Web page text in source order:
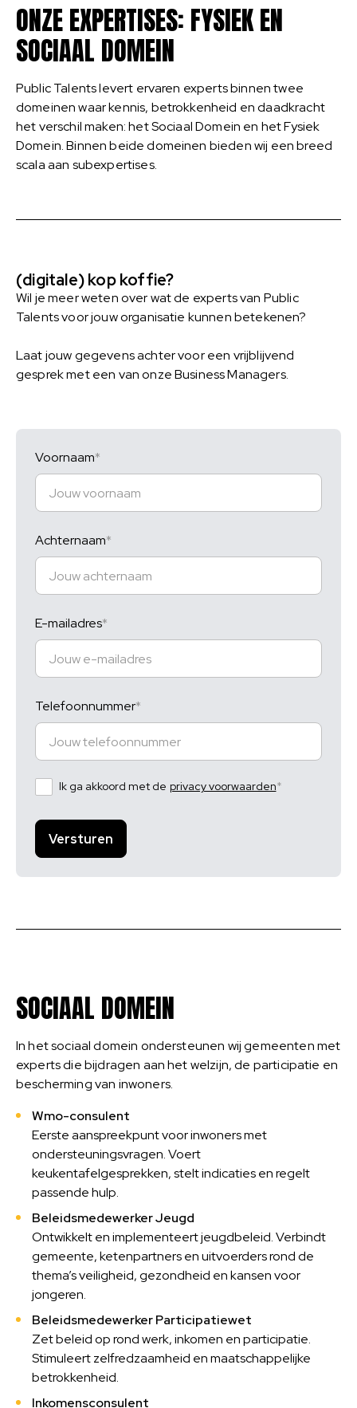
ONZE EXPERTISES: FYSIEK EN
SOCIAAL DOMEIN
Public Talents levert ervaren experts binnen twee
domeinen waar kennis, betrokkenheid en daadkracht
het verschil maken: het Sociaal Domein en het Fysiek
Domein. Binnen beide domeinen bieden wij een breed
scala aan subexpertises.
(digitale) kop koffie?
Wil je meer weten over wat de experts van Public
Talents voor jouw organisatie kunnen betekenen?
Laat jouw gegevens achter voor een vrijblijvend
gesprek met een van onze Business Managers.
Voornaam
Achternaam
E-mailadres
Telefoonnummer
Ik ga akkoord met de privacy voorwaarden
SOCIAAL DOMEIN
In het sociaal domein ondersteunen wij gemeenten met
experts die bijdragen aan het welzijn, de participatie en
bescherming van inwoners.
Wmo-consulent
Eerste aanspreekpunt voor inwoners met
ondersteuningsvragen. Voert
keukentafelgesprekken, stelt indicaties en regelt
passende hulp.
Beleidsmedewerker Jeugd
Ontwikkelt en implementeert jeugdbeleid. Verbindt
gemeente, ketenpartners en uitvoerders rond de
thema’s veiligheid, gezondheid en kansen voor
jongeren.
Beleidsmedewerker Participatiewet
Zet beleid op rond werk, inkomen en participatie.
Stimuleert zelfredzaamheid en maatschappelijke
betrokkenheid.
Inkomensconsulent